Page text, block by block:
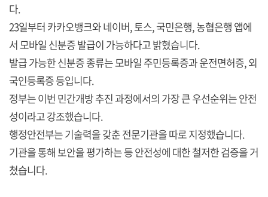
다.
23일부터 카카오뱅크와 네이버, 토스, 국민은행, 농협은행 앱에
서 모바일 신분증 발급이 가능하다고 밝혔습니다.
발급 가능한 신분증 종류는 모바일 주민등록증과 운전면허증, 외
국인등록증 등입니다.
정부는 이번 민간개방 추진 과정에서의 가장 큰 우선순위는 안전
성이라고 강조했습니다.
행정안전부는 기술력을 갖춘 전문기관을 따로 지정했습니다.
기관을 통해 보안을 평가하는 등 안전성에 대한 철저한 검증을 거
쳤습니다.